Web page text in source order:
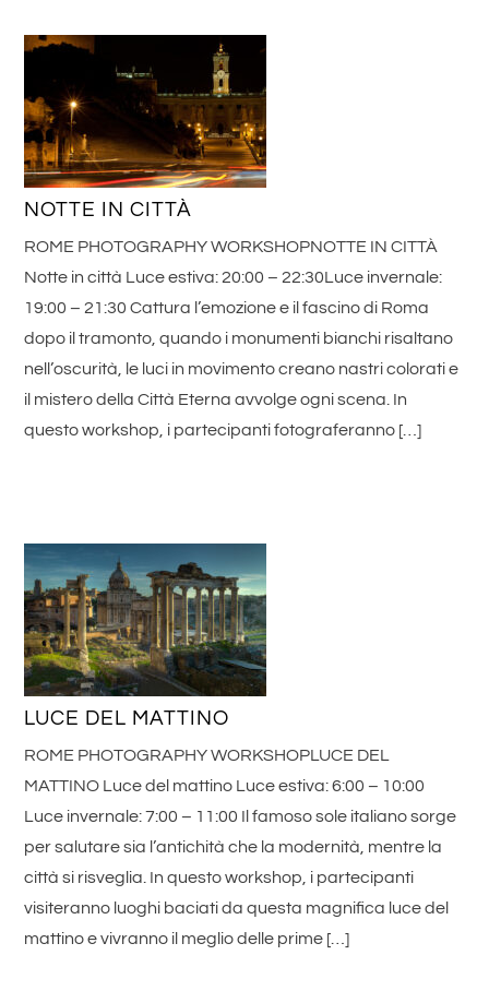
NOTTE IN CITTÀ
ROME PHOTOGRAPHY WORKSHOPNOTTE IN CITTÀ
Notte in città Luce estiva: 20:00 – 22:30Luce invernale:
19:00 – 21:30 Cattura l’emozione e il fascino di Roma
dopo il tramonto, quando i monumenti bianchi risaltano
nell’oscurità, le luci in movimento creano nastri colorati e
il mistero della Città Eterna avvolge ogni scena. In
questo workshop, i partecipanti fotograferanno […]
LUCE DEL MATTINO
ROME PHOTOGRAPHY WORKSHOPLUCE DEL
MATTINO Luce del mattino Luce estiva: 6:00 – 10:00
Luce invernale: 7:00 – 11:00 Il famoso sole italiano sorge
per salutare sia l’antichità che la modernità, mentre la
città si risveglia. In questo workshop, i partecipanti
visiteranno luoghi baciati da questa magnifica luce del
mattino e vivranno il meglio delle prime […]